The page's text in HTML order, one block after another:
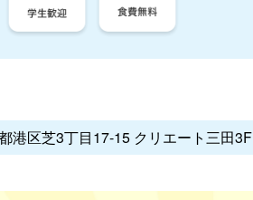
港区芝3丁目17-15 クリエート三田3F